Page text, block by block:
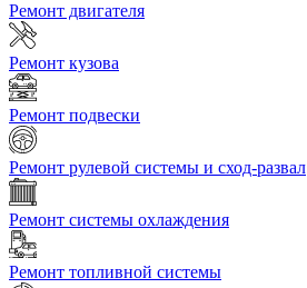
Ремонт двигателя
Ремонт кузова
Ремонт подвески
Ремонт рулевой системы и сход-развал
Ремонт системы охлаждения
Ремонт топливной системы